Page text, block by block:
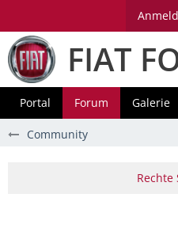
FIAT
Portal Forum Galerie
Community